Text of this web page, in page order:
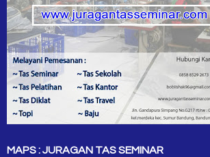
MAPS : JURAGAN TAS SEMINAR